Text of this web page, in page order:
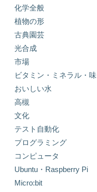
化学全般
植物の形
古典園芸
光合成
市場
ビタミン・ミネラル・味
おいしい水
高槻
文化
テスト自動化
プログラミング
コンピュータ
Ubuntu・Raspberry Pi
Micro:bit